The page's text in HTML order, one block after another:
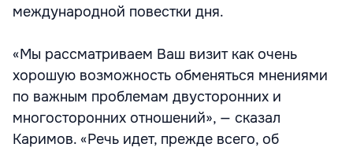
международной повестки дня.
«Мы рассматриваем Ваш визит как очень
хорошую возможность обменяться мнениями
по важным проблемам двусторонних и
многосторонних отношений», — сказал
Каримов. «Речь идет, прежде всего, об